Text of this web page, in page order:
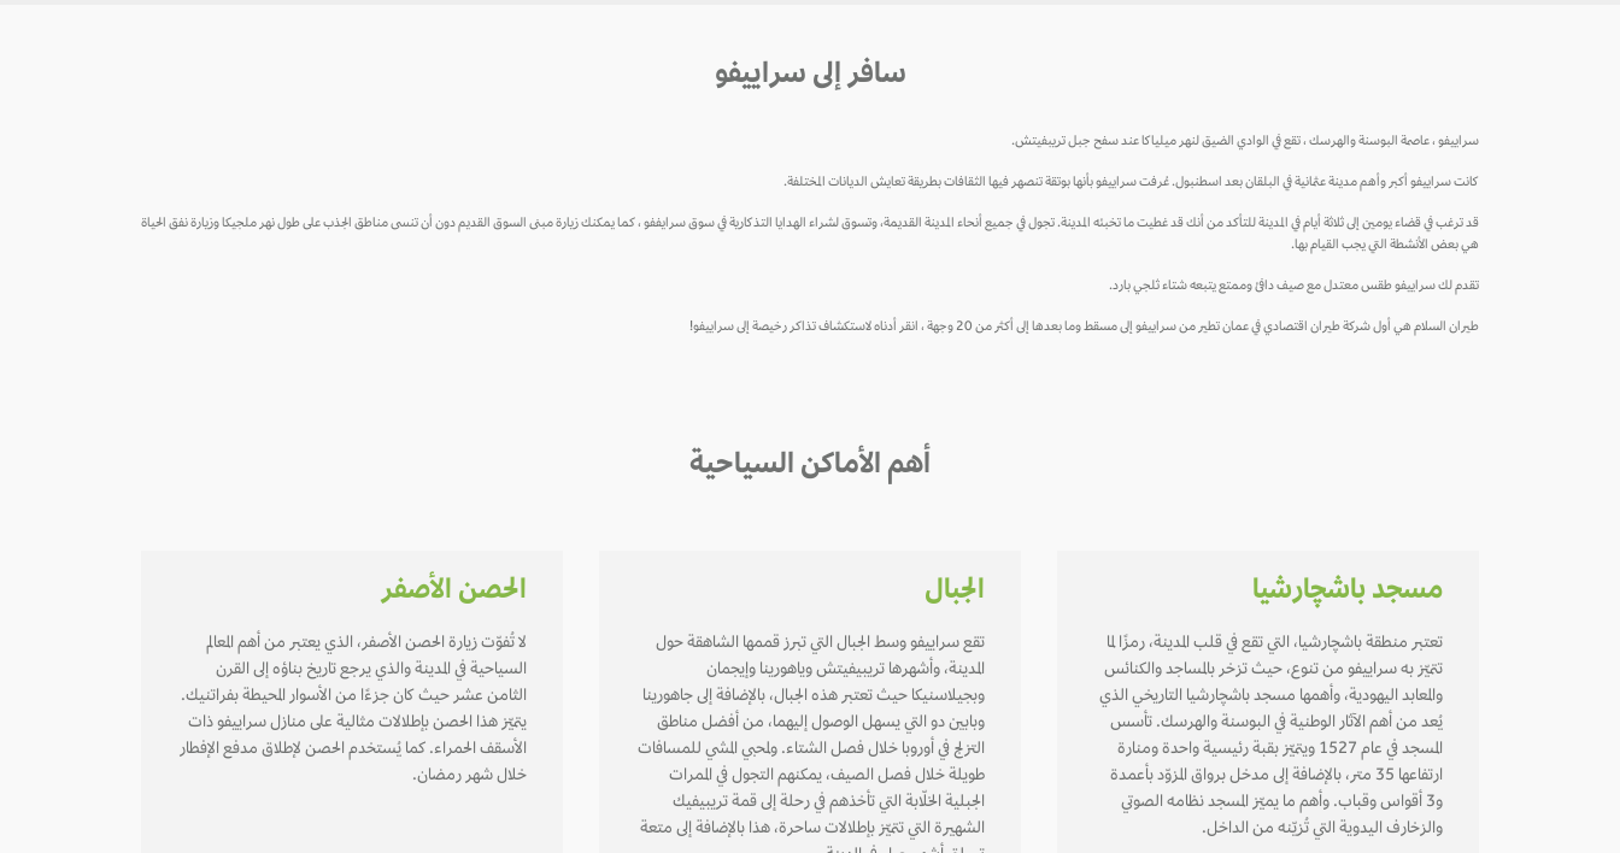
سافر إلى سراييفو
سراييفو ، عاصمة البوسنة والهرسك ، تقع في الوادي الضيق لنهر ميلياكا عند سفح جبل تريبفيتش.
كانت سراييفو أكبر وأهم مدينة عثمانية في البلقان بعد اسطنبول. عُرفت سراييفو بأنها بوتقة تنصهر فيها الثقافات بطريقة تعايش الديانات المختلفة.
قد ترغب في قضاء يومين إلى ثلاثة أيام في المدينة للتأكد من أنك قد غطيت ما تخبئه المدينة. تجول في جميع أنحاء المدينة القديمة، وتسوق لشراء الهدايا التذكارية في سوق سرايففو ، كما يمكنك زيارة مبنى السوق القديم دون أن تنسى مناطق الجذب على طول نهر ملجيكا وزيارة نفق الحياة
هي بعض الأنشطة التي يجب القيام بها.
تقدم لك سراييفو طقس معتدل مع صيف دافئ وممتع يتبعه شتاء ثلجي بارد.
طيران السلام هي أول شركة طيران اقتصادي في عمان تطير من سراييفو إلى مسقط وما بعدها إلى أكثر من 20 وجهة ، انقر أدناه لاستكشاف تذاكر رخيصة إلى سراييفو!
أهم الأماكن السياحية
مسجد باشچارشيا
تعتبر منطقة باشچارشيا، التي تقع في قلب المدينة، رمزًا لما
تتميّز به سراييفو من تنوع، حيث تزخر بالمساجد والكنائس
والمعابد اليهودية، وأهمها مسجد باشچارشيا التاريخي الذي
يُعد من أهم الآثار الوطنية في البوسنة والهرسك. تأسس
المسجد في عام 1527 ويتميّز بقبة رئيسية واحدة ومنارة
ارتفاعها 35 متر، بالإضافة إلى مدخل برواق المزوّد بأعمدة
و3 أقواس وقباب. وأهم ما يميّز المسجد نظامه الصوتي
والزخارف اليدوية التي تُزيّنه من الداخل.
الجبال
تقع سراييفو وسط الجبال التي تبرز قممها الشاهقة حول
المدينة، وأشهرها تريبيفيتش وياهورينا وإيجمان
وبجيلاسنيكا حيث تعتبر هذه الجبال، بالإضافة إلى جاهورينا
وبابين دو التي يسهل الوصول إليهما، من أفضل مناطق
التزلج في أوروبا خلال فصل الشتاء. ولمحبي المشي للمسافات
طويلة خلال فصل الصيف، يمكنهم التجول في الممرات
الجبلية الخلّابة التي تأخذهم في رحلة إلى قمة تريبيفيك
الشهيرة التي تتميّز بإطلالات ساحرة، هذا بالإضافة إلى متعة
الحصن الأصفر
لا تُفوّت زيارة الحصن الأصفر، الذي يعتبر من أهم المعالم
السياحية في المدينة والذي يرجع تاريخ بناؤه إلى القرن
الثامن عشر حيث كان جزءًا من الأسوار المحيطة بفراتنيك.
يتميّز هذا الحصن بإطلالات مثالية على منازل سراييفو ذات
الأسقف الحمراء. كما يُستخدم الحصن لإطلاق مدفع الإفطار
خلال شهر رمضان.